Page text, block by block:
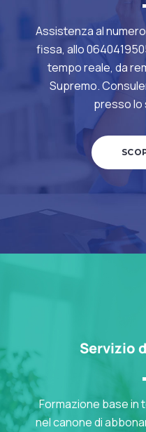
Assistenza al
fissa, allo
tempo reale, da
Supremo.
presso lo
Servizio
Formazione base
nel canone di